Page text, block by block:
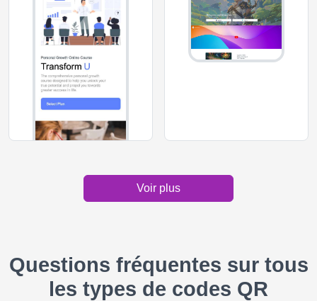
Voir plus
Questions fréquentes sur tous
les types de codes QR